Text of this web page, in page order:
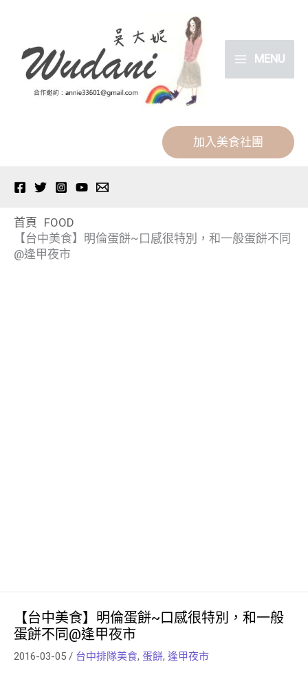
MENU
加入美食社團
首頁 FOOD
【台中美食】明倫蛋餅~口感很特別，和一般蛋餅不同
@逢甲夜市
【台中美食】明倫蛋餅~口感很特別，和一般
蛋餅不同@逢甲夜市
2016-03-05 / 台中排隊美食, 蛋餅, 逢甲夜市